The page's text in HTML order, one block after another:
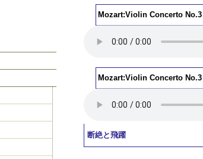
Mozart:Violin Concerto
Mozart:Violin Concerto
断絶と飛躍